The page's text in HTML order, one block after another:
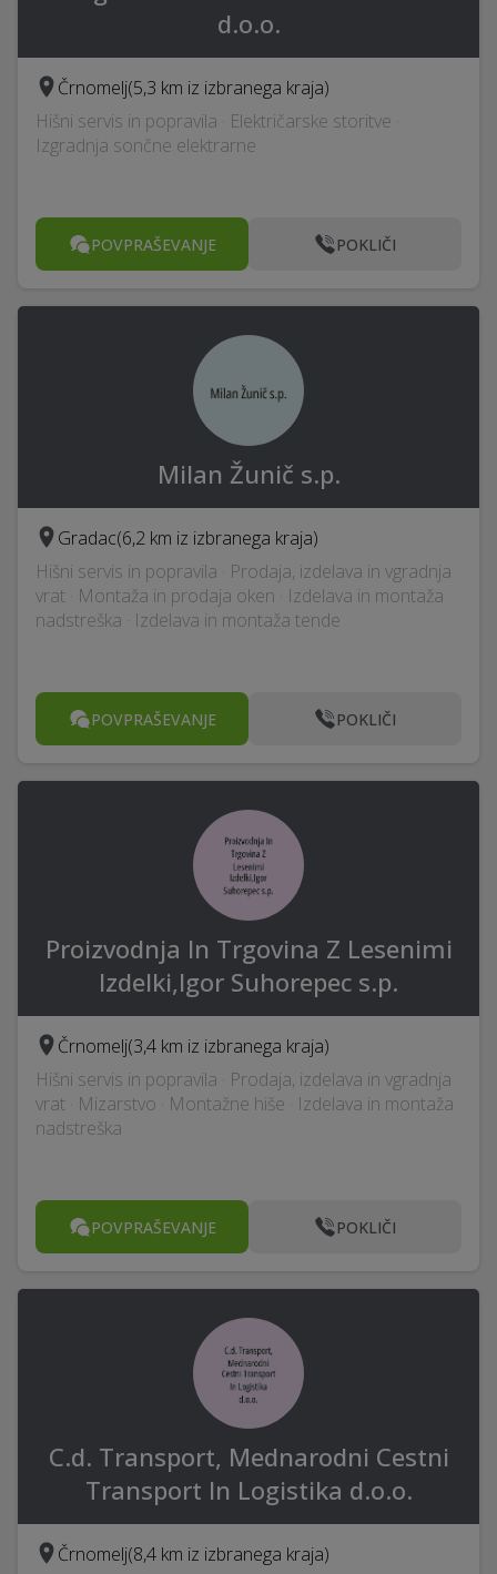
d.o.o.
Črnomelj(5,3 km iz izbranega kraja)
Hišni servis in popravila · Električarske storitve ·
Izgradnja sončne elektrarne
POVPRAŠEVANJE POKLIČI
Milan Žunič s.p.
Gradac(6,2 km iz izbranega kraja)
Hišni servis in popravila · Prodaja, izdelava in vgradnja
vrat · Montaža in prodaja oken · Izdelava in montaža
nadstreška · Izdelava in montaža tende
POVPRAŠEVANJE POKLIČI
Proizvodnja In Trgovina Z Lesenimi
Izdelki,Igor Suhorepec s.p.
Črnomelj(3,4 km iz izbranega kraja)
Hišni servis in popravila · Prodaja, izdelava in vgradnja
vrat · Mizarstvo · Montažne hiše · Izdelava in montaža
nadstreška
POVPRAŠEVANJE POKLIČI
C.d. Transport, Mednarodni Cestni
Transport In Logistika d.o.o.
Črnomelj(8,4 km iz izbranega kraja)